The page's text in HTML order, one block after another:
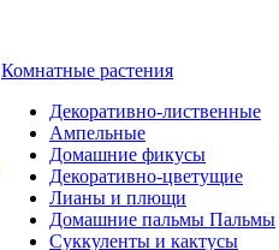
Комнатные растения
Декоративно-лиственные
Ампельные
Домашние фикусы
Декоративно-цветущие
Лианы и плющи
Домашние пальмы Пальмы
Суккуленты и кактусы